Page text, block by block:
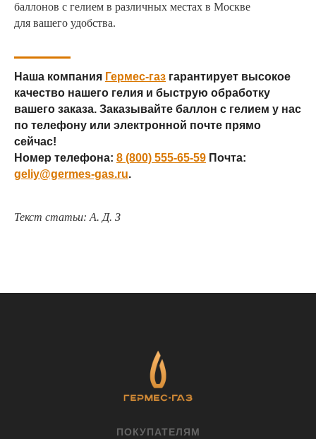
баллонов с гелием в различных местах в Москве
для вашего удобства.
Наша компания Гермес-газ гарантирует высокое
качество нашего гелия и быструю обработку
вашего заказа. Заказывайте баллон с гелием у нас
по телефону или электронной почте прямо
сейчас!
Номер телефона: 8 (800) 555-65-59 Почта:
geliy@germes-gas.ru.
Текст статьи: А. Д. З
ПОКУПАТЕЛЯМ